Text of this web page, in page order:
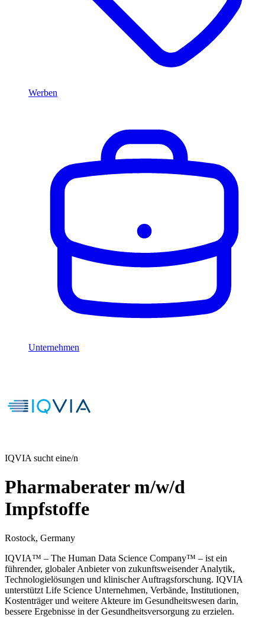
Werben
Unternehmen
IQVIA sucht eine/n
Pharmaberater m/w/d
Impfstoffe
Rostock, Germany
IQVIA™ – The Human Data Science Company™ – ist ein
führender, globaler Anbieter von zukunftsweisender Analytik,
Technologielösungen und klinischer Auftragsforschung. IQVIA
unterstützt Life Science Unternehmen, Verbände, Institutionen,
Kostenträger und weitere Akteure im Gesundheitswesen darin,
bessere Ergebnisse in der Gesundheitsversorgung zu erzielen.